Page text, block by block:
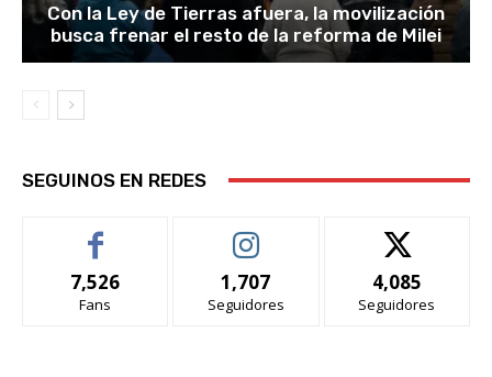
Con la Ley de Tierras afuera, la movilización
busca frenar el resto de la reforma de Milei
SEGUINOS EN REDES
7,526
Fans
1,707
Seguidores
4,085
Seguidores